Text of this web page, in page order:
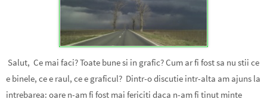
Salut, Ce mai faci? Toate bune si in grafic? Cum ar fi fost sa nu stii ce
e binele, ce e raul, ce e graficul? Dintr-o discutie intr-alta am ajuns la
intrebarea: oare n-am fi fost mai fericiti daca n-am fi tinut minte